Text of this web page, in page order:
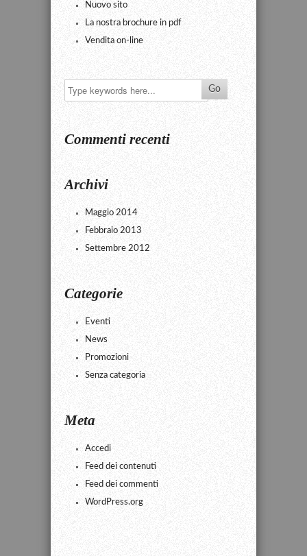
Nuovo sito
La nostra brochure in pdf
Vendita on-line
Commenti recenti
Archivi
Maggio 2014
Febbraio 2013
Settembre 2012
Categorie
Eventi
News
Promozioni
Senza categoria
Meta
Accedi
Feed dei contenuti
Feed dei commenti
WordPress.org